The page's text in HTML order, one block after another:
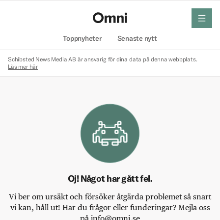
Toppnyheter Senaste nytt
meny
Schibsted News Media AB är ansvarig för dina data på denna webbplats.
Läs mer här
Oj! Något har gått fel.
Vi ber om ursäkt och försöker åtgärda problemet så snart
vi kan, håll ut! Har du frågor eller funderingar? Mejla oss